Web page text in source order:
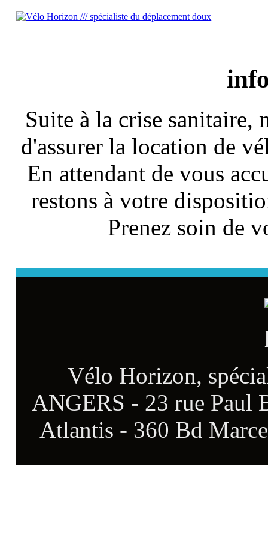
Suite à la crise sanitaire,
d'assurer la location de
En attendant de vous
restons à votre
Prenez soin de
Vélo Horizon,
ANGERS - 23 rue Paul
Atlantis - 360 Bd